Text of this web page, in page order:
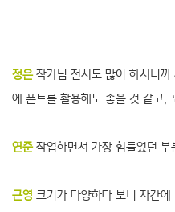
정은작가님 전시도 많이 하시니까
에 폰트를 활용해도 좋을 것 같고,
연준작업하면서 가장 힘들었던 부
근영 크기가 다양하다 보니 자간